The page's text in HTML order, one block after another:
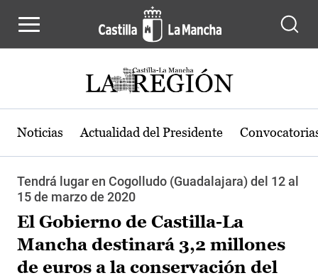
Noticias Actualidad del Presidente
Tendrá lugar en Cogolludo (Guadalajara) del 12 al
15 de marzo de 2020
El Gobierno de Castilla-La
Mancha destinará 3,2 millones
de euros a la conservación del